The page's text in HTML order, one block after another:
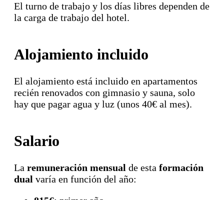
El turno de trabajo y los días libres dependen de
la carga de trabajo del hotel.
Alojamiento incluido
El alojamiento está incluido en apartamentos
recién renovados con gimnasio y sauna, solo
hay que pagar agua y luz (unos 40€ al mes).
Salario
La remuneración mensual de esta formación
dual varía en función del año: